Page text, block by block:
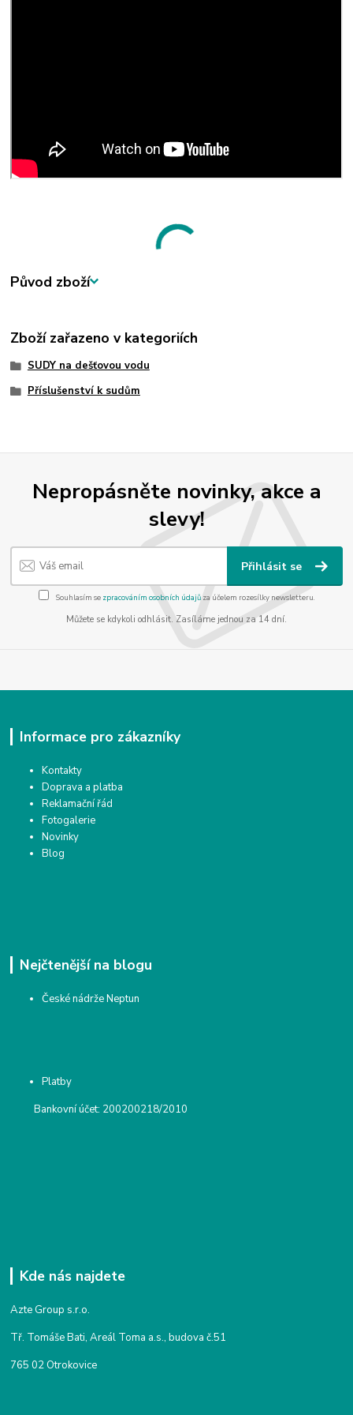
Původ zboží
Zboží zařazeno v kategoriích
SUDY na dešťovou vodu
Příslušenství k sudům
Nepropásněte novinky, akce a
slevy!
Přihlásit se
Souhlasím se zpracováním osobních údajůza účelem rozesílky newsletteru.
Můžete se kdykoli odhlásit. Zasíláme jednou za 14 dní.
Informace pro zákazníky
Kontakty
Doprava a platba
Reklamační řád
Fotogalerie
Novinky
Blog
Nejčtenější na blogu
České nádrže Neptun
Platby
Bankovní účet: 200200218/2010
Kde nás najdete
Azte Group s.r.o.
Tř. Tomáše Bati, Areál Toma a.s., budova č.51
765 02 Otrokovice